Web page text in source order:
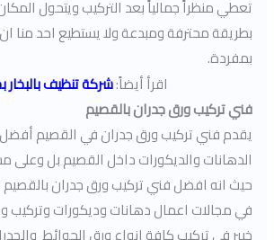
تعطي منظراً جمالياً بعد التركيب ويتحول
بطريقة محترفة ومبدعة ولا يستطيع احد منا
بمفردة.
اقرأ أيضاً:شركة تنظيف بالبخار
فني تركيب ورق جدران بالقصيم
يقدم فني تركيب ورق جدران في القصيم
الدهانات والديكورات داخل القصيم بل
حيث انه افضل فني تركيب ورق جدران بالقصيم
في مجالات اعمال دهانات وديكورات وتركيب